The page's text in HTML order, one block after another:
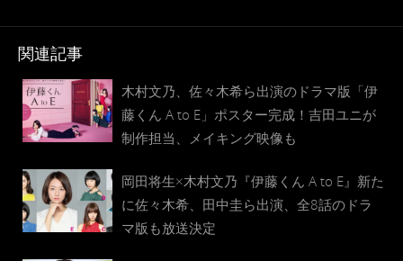
関連記事
木村文乃、佐々木希ら出演のドラマ版「伊
藤くん A to E」ポスター完成！吉田ユニが
制作担当、メイキング映像も
岡田将生×木村文乃『伊藤くん A to E』新た
に佐々木希、田中圭ら出演、全8話のドラ
マ版も放送決定